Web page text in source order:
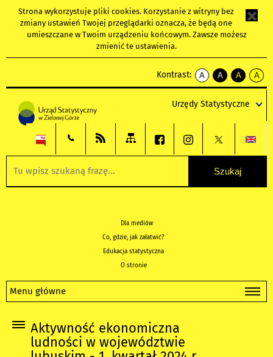
Strona wykorzystuje pliki cookies. Korzystanie z witryny bez
zmiany ustawień Twojej przeglądarki oznacza, że będą one
umieszczane w Twoim urządzeniu końcowym. Zawsze możesz
zmienić te ustawienia.
Kontrast:
A
kontrast
A
kontrast
tekst
czarnym
A
kontrast
tekst
czarnym
A
tekst
żółtym
Urzędy Statystyczne
Dla mediów
Co, gdzie, jak załatwić?
Edukacja statystyczna
O stronie
Menu główne
Aktywność ekonomiczna
ludności w województwie